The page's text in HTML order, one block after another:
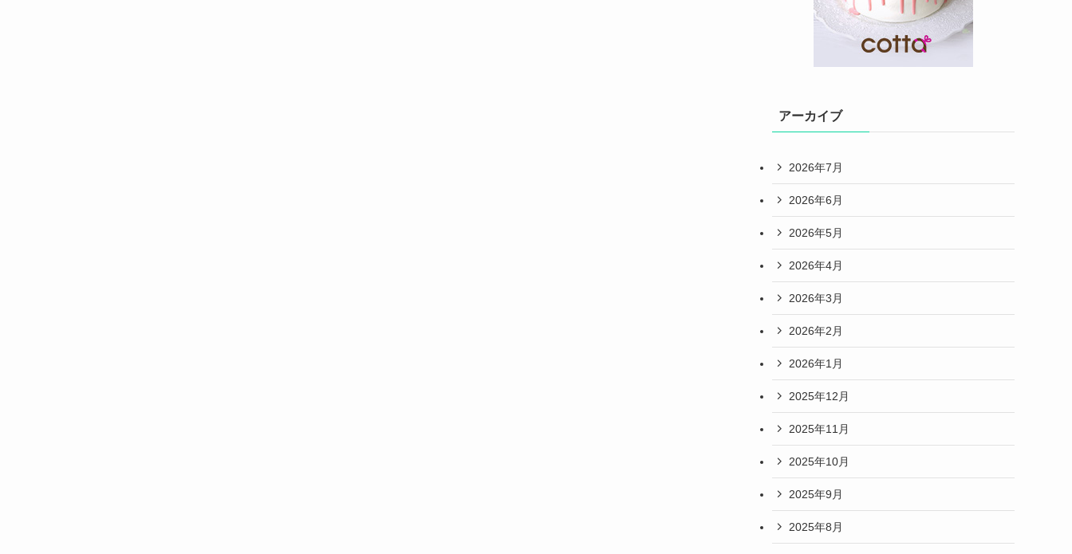
アーカイブ
2026年7月
2026年6月
2026年5月
2026年4月
2026年3月
2026年2月
2026年1月
2025年12月
2025年11月
2025年10月
2025年9月
2025年8月